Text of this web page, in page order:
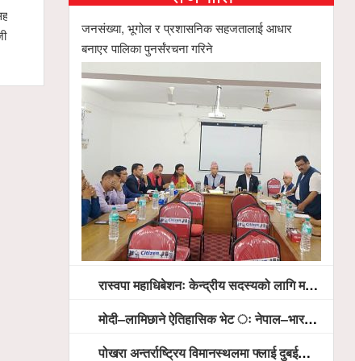
सामाजिक सद्भाव र राष्ट्रिय एकताका लागि
¥याली सम्पन्न
प्रतिनिधिबीच १३ बुँदे
जनसंख्या, भूगोल र प्रशासनिक सहजतालाई आधार
बनाएर पालिका पुनर्संरचना गरिने
रास्वपा महाधिबेशनः केन्द्रीय सदस्यको लागि मतदान सम्पन्न,
मोदी–लामिछाने ऐतिहासिक भेट ः नेपाल–भारत सम्बन्धलाई नयाँ उचाइमा पु¥याउने साझा प्रतिबद्धता
पोखरा अन्तर्राष्ट्रिय विमानस्थलमा फ्लाई दुबईको बढ्दो चासो, ६ घण्टा लामो प्राविधिक निरीक्षणपछि दैनिक उडानको ढोका खुल्दै